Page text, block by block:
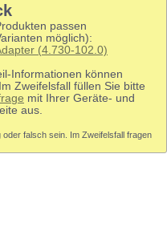
passen
möglich):
(4.730-102.0)
Informationen können
Zweifelsfall füllen Sie bitte
mit Ihrer Geräte- und
aus.
falsch sein. Im Zweifelsfall fragen